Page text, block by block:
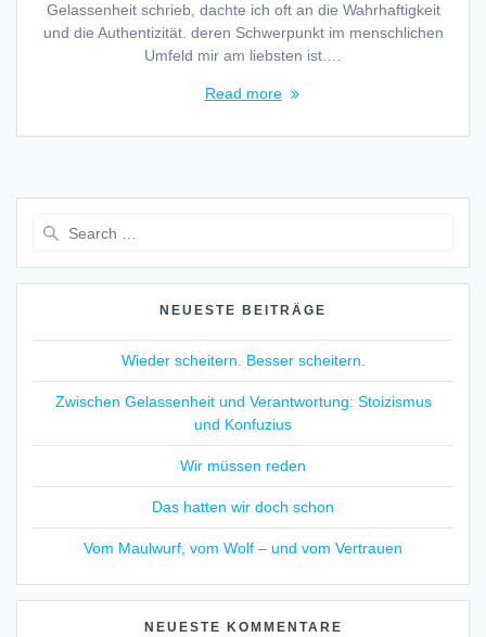
Gelassenheit schrieb, dachte ich oft an die Wahrhaftigkeit
und die Authentizität. deren Schwerpunkt im menschlichen
Umfeld mir am liebsten ist.…
Read more
NEUESTE BEITRÄGE
Wieder scheitern. Besser scheitern.
Zwischen Gelassenheit und Verantwortung: Stoizismus
und Konfuzius
Wir müssen reden
Das hatten wir doch schon
Vom Maulwurf, vom Wolf – und vom Vertrauen
NEUESTE KOMMENTARE